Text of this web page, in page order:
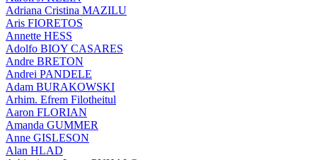
Adriana Cristina MAZILU
Aris FIORETOS
Annette HESS
Adolfo BIOY CASARES
Andre BRETON
Andrei PANDELE
Adam BURAKOWSKI
Arhim. Efrem Filotheitul
Aaron FLORIAN
Amanda GUMMER
Anne GISLESON
Alan HLAD